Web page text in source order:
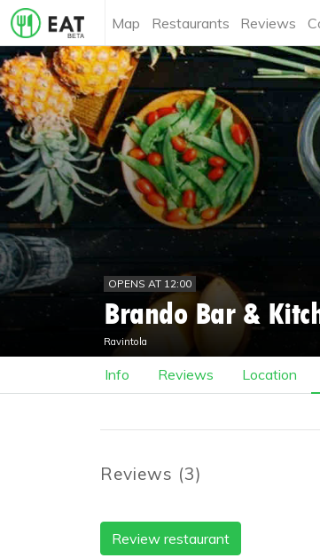
Map Restaurants Reviews
OPENS AT 12:00
Brando Bar &
Ravintola
Info Reviews Location
Reviews (3)
Review restaurant